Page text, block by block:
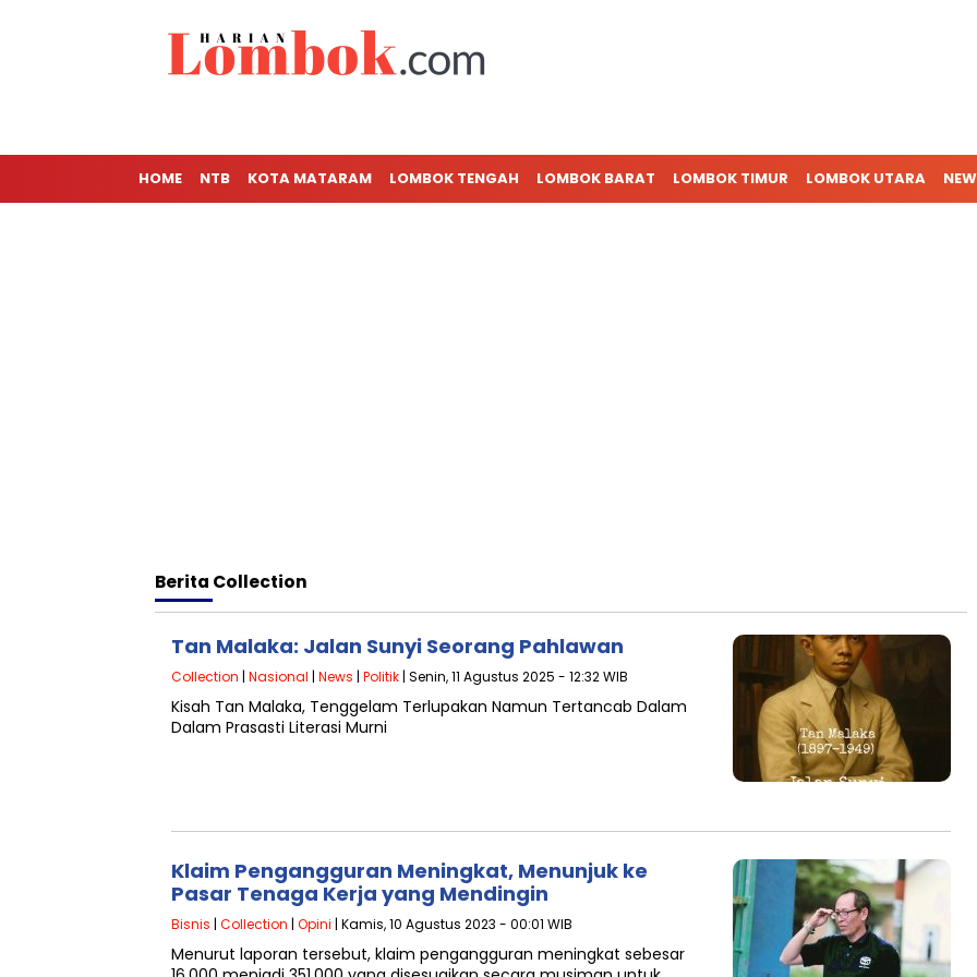
HOME NTB KOTA MATARAM LOMBOK TENGAH LOMBOK BARAT LOMBOK TIMUR LOMBOK UTARA
Berita Collection
Tan Malaka: Jalan Sunyi Seorang Pahlawan
Collection | Nasional | News | Politik | Senin, 11 Agustus 2025 - 12:32 WIB
Kisah Tan Malaka, Tenggelam Terlupakan Namun Tertancab Dalam
Dalam Prasasti Literasi Murni
Klaim Pengangguran Meningkat, Menunjuk ke
Pasar Tenaga Kerja yang Mendingin
Bisnis | Collection | Opini | Kamis, 10 Agustus 2023 - 00:01 WIB
Menurut laporan tersebut, klaim pengangguran meningkat sebesar